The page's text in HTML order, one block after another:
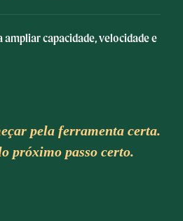
ampliar capacidade, velocidade e
pela ferramenta certa.
próximo passo certo.